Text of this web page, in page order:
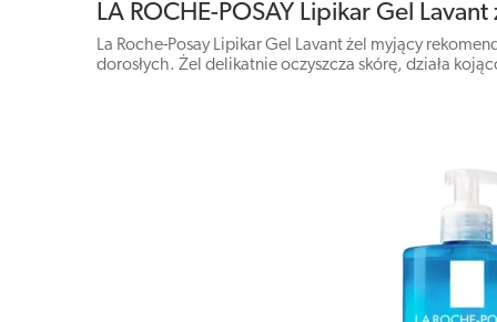
LA ROCHE-POSAY Lipikar Gel
La Roche-Posay Lipikar Gel Lavant żel myjący
dorosłych. Żel delikatnie oczyszcza skórę, działa